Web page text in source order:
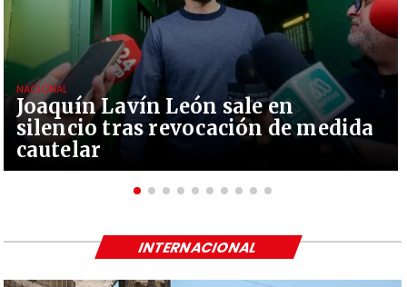
Joaquín Lavín León sale en
silencio tras revocación de medida
cautelar
NACIONAL
INTERNACIONAL